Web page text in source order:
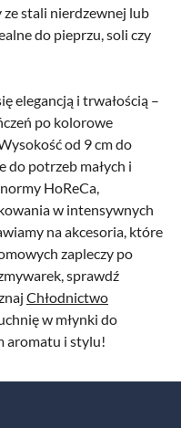
stali nierdzewnej lub
do pieprzu, soli czy
elegancją i trwałością –
po kolorowe
od 9 cm do
do potrzeb małych i
HoReCa,
w intensywnych
na akcesoria, które
zapleczy po
sprawdź
Chłodnictwo
w młynki do
aromatu i stylu!